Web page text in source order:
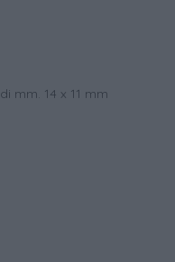
mm. 14 x 11 mm